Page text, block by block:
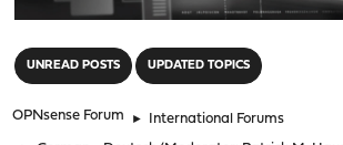
UNREAD POSTS UPDATED TOPICS
OPNsense Forum ► International Forums